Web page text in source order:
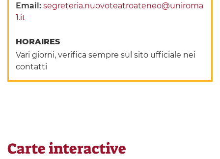
Email:segreteria.nuovoteatroateneo@uniroma
1.it
HORAIRES
Vari giorni, verifica sempre sul sito ufficiale nei
contatti
Carte interactive